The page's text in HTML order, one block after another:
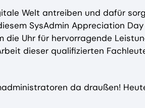
Welt antreiben und dafür
SysAdmin Appreciation Day
die Uhr für hervorragende
dieser qualifizierten
da draußen!